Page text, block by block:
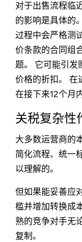
对于出售流程临
的影响是具体的
过程中会严格测
价条款的合同组
题。 它可能引发
价格的折扣。 在
在接下来12个月
关税复杂性
大多数运营商的
简化流程、统一
以理解的。
但如果能妥善应
槛并增加转换成
熟的竞争对手无
复制。